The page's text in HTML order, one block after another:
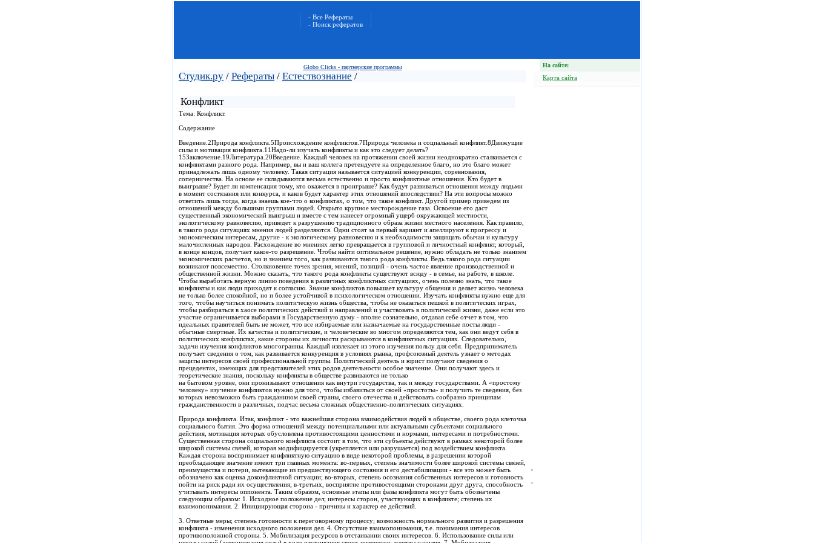
- Все Рефераты
- Поиск рефератов
Globo Clicks - партнерские программы
Студик.ру / Рефераты / Естествознание /
Конфликт
Тема: Конфликт.
Содержание
Введение.2Природа конфликта.5Происхождение конфликтов.7Природа человека и социальный конфликт.8Движущие
силы и мотивация конфликта.11Надо-ли изучать конфликты и как это следует делать?
15Заключение.19Литература.20Введение. Каждый человек на протяжении своей жизни неоднократно сталкивается с
конфликтами разного рода. Например, вы и ваш коллега претендуете на определенное благо, но это благо может
принадлежать лишь одному человеку. Такая ситуация называется ситуацией конкуренции, соревнования,
соперничества. На основе ее складываются весьма естественно и просто конфликтные отношения. Кто будет в
выигрыше? Будет ли компенсация тому, кто окажется в проигрыше? Как будут развиваться отношения между людьми
в момент состязания или конкурса, и каков будет характер этих отношений впоследствии? На эти вопросы можно
ответить лишь тогда, когда знаешь кое-что о конфликтах, о том, что такое конфликт. Другой пример приведем из
отношений между большими группами людей. Открыто крупное месторождение газа. Освоение его даст
существенный экономический выигрыш и вместе с тем нанесет огромный ущерб окружающей местности,
экологическому равновесию, приведет к разрушению традиционного образа жизни местного населения. Как правило,
в такого рода ситуациях мнения людей разделяются. Одни стоят за первый вариант и апеллируют к прогрессу и
экономическим интересам, другие - к экологическому равновесию и к необходимости защищать обычаи и культуру
малочисленных народов. Расхождение во мнениях легко превращается в групповой и личностный конфликт, который,
в конце концов, получает какое-то разрешение. Чтобы найти оптимальное решение, нужно обладать не только знанием
экономических расчетов, но и знанием того, как развиваются такого рода конфликты. Ведь такого рода ситуации
возникают повсеместно. Столкновение точек зрения, мнений, позиций - очень частое явление производственной и
общественной жизни. Можно сказать, что такого рода конфликты существуют всюду - в семье, на работе, в школе.
Чтобы выработать верную линию поведения в различных конфликтных ситуациях, очень полезно знать, что такое
конфликты и как люди приходят к согласию. Знание конфликтов повышает культуру общения и делает жизнь человека
не только более спокойной, но и более устойчивой в психологическом отношении. Изучать конфликты нужно еще для
того, чтобы научиться понимать политическую жизнь общества, чтобы не оказаться пешкой в политических играх,
чтобы разбираться в хаосе политических действий и направлений и участвовать в политической жизни, даже если это
участие ограничивается выборами в Государственную думу - вполне сознательно, отдавая себе отчет в том, что
идеальных правителей быть не может, что все избираемые или назначаемые на государственные посты люди -
обычные смертные. Их качества и политические, и человеческие во многом определяются тем, как они ведут себя в
политических конфликтах, какие стороны их личности раскрываются в конфликтных ситуациях. Следовательно,
задачи изучения конфликтов многогранны. Каждый извлекает из этого изучения пользу для себя. Предприниматель
получает сведения о том, как развивается конкуренция в условиях рынка, профсоюзный деятель узнает о методах
защиты интересов своей профессиональной группы. Политический деятель и юрист получают сведения о
прецедентах, имеющих для представителей этих родов деятельности особое значение. Они получают здесь и
теоретические знания, поскольку конфликты в обществе развиваются не только
на бытовом уровне, они пронизывают отношения как внутри государства, так и между государствами. А «простому
человеку» изучение конфликтов нужно для того, чтобы избавиться от своей «простоты» и получить те сведения, без
которых невозможно быть гражданином своей страны, своего отечества и действовать сообразно принципам
гражданственности в различных, подчас весьма сложных общественно-политических ситуациях.
Природа конфликта. Итак, конфликт - это важнейшая сторона взаимодействия людей в обществе, своего рода клеточка
социального бытия. Это форма отношений между потенциальными или актуальными субъектами социального
действия, мотивация которых обусловлена противостоящими ценностями и нормами, интересами и потребностями.
Существенная сторона социального конфликта состоит в том, что эти субъекты действуют в рамках некоторой более
широкой системы связей, которая модифицируется (укрепляется или разрушается) под воздействием конфликта.
Каждая сторона воспринимает конфликтную ситуацию в виде некоторой проблемы, в разрешении которой
преобладающее значение имеют три главных момента: во-первых, степень значимости более широкой системы связей,
преимущества и потери, вытекающие из предшествующего состояния и его дестабилизации - все это может быть
обозначено как оценка доконфликтной ситуации; во-вторых, степень осознания собственных интересов и готовность
пойти на риск ради их осуществления; в-третьих, восприятие противостоящими сторонами друг друга, способность
учитывать интересы оппонента. Таким образом, основные этапы или фазы конфликта могут быть обозначены
следующим образом: 1. Исходное положение дел; интересы сторон, участвующих в конфликте; степень их
взаимопонимания. 2. Инициирующая сторона - причины и характер ее действий.
3. Ответные меры; степень готовности к переговорному процессу; возможность нормального развития и разрешения
конфликта - изменения исходного положения дел. 4. Отсутствие взаимопонимания, т.е. понимания интересов
противоположной стороны. 5. Мобилизация ресурсов в отстаивании своих интересов. 6. Использование силы или
На сайте:
Карта сайта